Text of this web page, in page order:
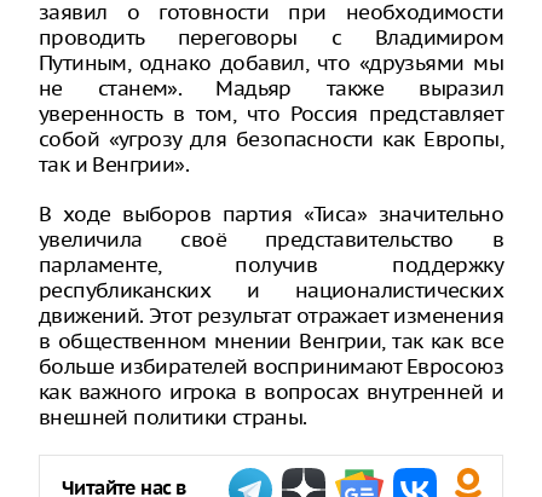
заявил о готовности при необходимости
проводить переговоры с Владимиром
Путиным, однако добавил, что «друзьями мы
не станем». Мадьяр также выразил
уверенность в том, что Россия представляет
собой «угрозу для безопасности как Европы,
так и Венгрии».
В ходе выборов партия «Тиса» значительно
увеличила своё представительство в
парламенте, получив поддержку
республиканских и националистических
движений. Этот результат отражает изменения
в общественном мнении Венгрии, так как все
больше избирателей воспринимают Евросоюз
как важного игрока в вопросах внутренней и
внешней политики страны.
Читайте нас в